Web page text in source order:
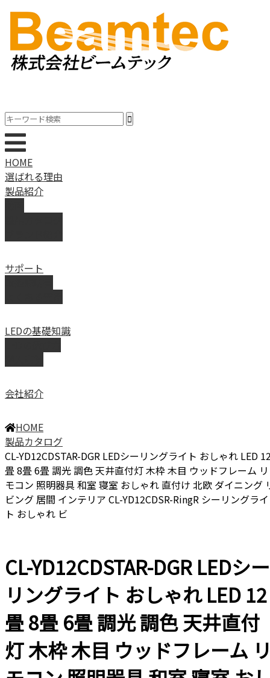
HOME
選ばれる理由
製品紹介
サポート
LEDの基礎知識
会社紹介
HOME
製品カタログ
CL-YD12CDSTAR-DGR LEDシーリングライト おしゃれ LED
畳 8畳 6畳 調光 調色 天井直付灯 木枠 木目 ウッドフレーム リ
モコン 照明器具 和室 寝室 おしゃれ 直付け 北欧 ダイニング
ビング 居間 インテリア CL-YD12CDSR-RingR シーリングライ
ト おしゃれ ビ
CL-YD12CDSTAR-DGR LEDシー
リングライト おしゃれ LED 12
畳 8畳 6畳 調光 調色 天井直付
灯 木枠 木目 ウッドフレーム